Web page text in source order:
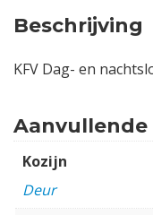
Beschrijving
KFV Dag- en
Kozijn
Deur